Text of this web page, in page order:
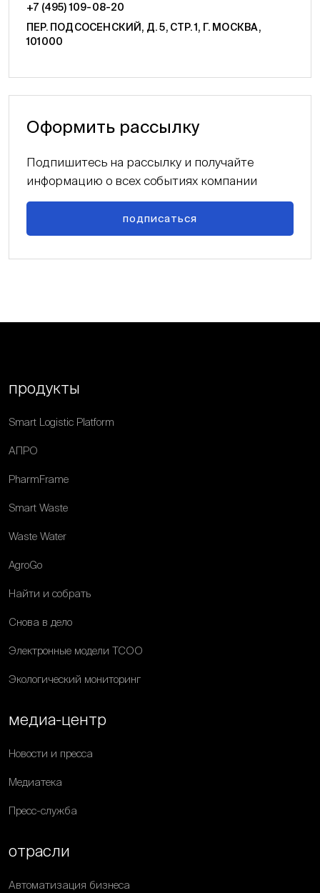
+7 (495) 109-08-20
ПЕР. ПОДСОСЕНСКИЙ, Д. 5, СТР. 1, Г. МОСКВА,
101000
Оформить рассылку
Подпишитесь на рассылку и получайте
информацию о всех событиях компании
подписаться
продукты
Smart Logistic Platform
АПРО
PharmFrame
Smart Waste
Waste Water
AgroGo
Найти и собрать
Снова в дело
Электронные модели ТСОО
Экологический мониторинг
медиа-центр
Новости и пресса
Медиатека
Пресс-служба
отрасли
Автоматизация бизнеса